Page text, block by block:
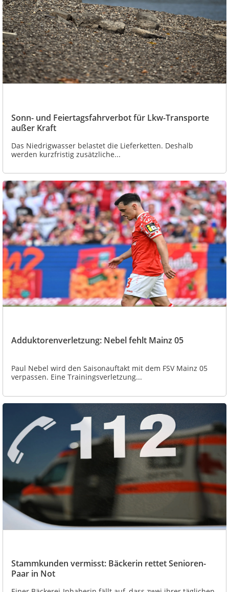
Sonn- und Feiertagsfahrverbot für Lkw-Transporte
außer Kraft
Das Niedrigwasser belastet die Lieferketten. Deshalb
werden kurzfristig zusätzliche...
Adduktorenverletzung: Nebel fehlt Mainz 05
Paul Nebel wird den Saisonauftakt mit dem FSV Mainz 05
verpassen. Eine Trainingsverletzung...
Stammkunden vermisst: Bäckerin rettet Senioren-
Paar in Not